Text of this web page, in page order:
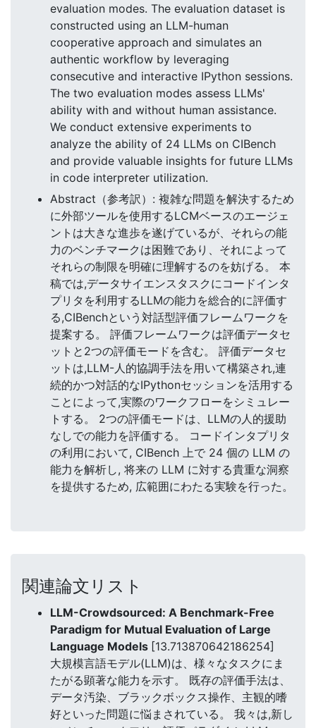
evaluation modes. The evaluation dataset is
constructed using an LLM-human
cooperative approach and simulates an
authentic workflow by leveraging
consecutive and interactive IPython sessions.
The two evaluation modes assess LLMs'
ability with and without human assistance.
We conduct extensive experiments to
analyze the ability of 24 LLMs on CIBench
and provide valuable insights for future LLMs
in code interpreter utilization.
Abstract（参考訳）: 複雑な問題を解決するため
に外部ツールを使用するLCMベースのエージェ
ントは大きな進歩を遂げているが、それらの能
力のベンチマークは困難であり、それによって
それらの制限を明確に理解するのを妨げる。 本
稿では,データサイエンスタスクにコードインタ
プリタを利用するLLMの能力を総合的に評価す
る,CIBenchという対話型評価フレームワークを
提案する。 評価フレームワークは評価データセ
ットと2つの評価モードを含む。 評価データセ
ットは,LLM-人的協調手法を用いて構築され,連
続的かつ対話的なIPythonセッションを活用する
ことによって,実際のワークフローをシミュレー
トする。 2つの評価モードは、LLMの人的援助
なしでの能力を評価する。 コードインタプリタ
の利用において, CIBench 上で 24 個の LLM の
能力を解析し, 将来の LLM に対する貴重な洞察
を提供するため, 広範囲にわたる実験を行った。
関連論文リスト
LLM-Crowdsourced: A Benchmark-Free
Paradigm for Mutual Evaluation of Large
Language Models [13.713870642186254]
大規模言語モデル(LLM)は、様々なタスクにま
たがる顕著な能力を示す。 既存の評価手法は、
データ汚染、ブラックボックス操作、主観的嗜
好といった問題に悩まされている。 我々は,新し